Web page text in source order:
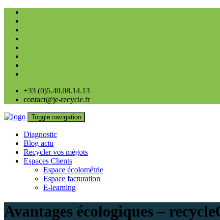
+33 (0)5.40.08.14.13
contact@je-recycle.fr
Toggle navigation
Diagnostic
Blog actu
Recycler vos mégots
Espaces Clients
Espace écolométrie
Espace facturation
E-learning
Avantages écologiques –